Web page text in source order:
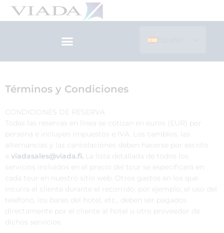
Español
Términos y Condiciones
CONDICIONES DE RESERVA
Todas las reservas en línea se cotizan en euros (EUR) por
persona e incluyen impuestos e IVA. Los cambios, las
alternancias y las cancelaciones deben hacerse por escrito
a viadasales@viada.fi. La lista detallada de todos los
servicios incluidos en el precio del tour se especificará en
cada tour en nuestro sitio web. Otros gastos en los que
incurra el cliente durante el recorrido, por ejemplo, el uso del
teléfono, los bares del hotel, etc., deben ser pagados
directamente por el cliente al hotel u otro proveedor de
dichos servicios.